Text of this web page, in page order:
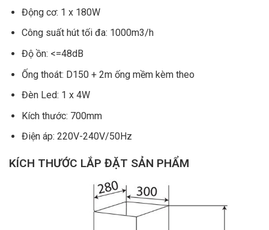
Động cơ: 1 x 180W
Công suất hút tối đa: 1000m3/h
Độ ồn: <=48dB
Ống thoát: D150 + 2m ống mềm kèm theo
Đèn Led: 1 x 4W
Kích thước: 700mm
Điện áp: 220V-240V/50Hz
KÍCH THƯỚC LẮP ĐẶT SẢN PHẨM